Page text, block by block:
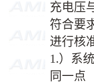
充电压
符合要
进行核
1.）系
同一点